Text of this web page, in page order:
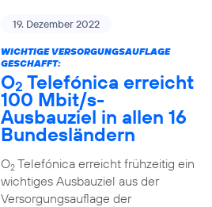
19. Dezember 2022
WICHTIGE VERSORGUNGSAUFLAGE
GESCHAFFT:
O2 Telefónica erreicht
100 Mbit/s-
Ausbauziel in allen 16
Bundesländern
O2Telefónica erreicht frühzeitig ein
wichtiges Ausbauziel aus der
Versorgungsauflage der